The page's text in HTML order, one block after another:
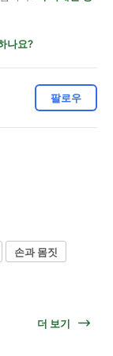
나요?
팔로우
손과 몸짓
더 보기